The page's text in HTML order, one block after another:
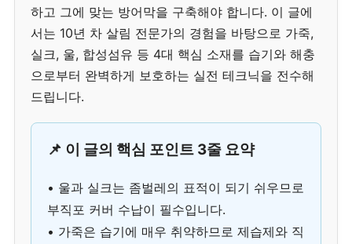
하고 그에 맞는 방어막을 구축해야 합니다. 이 글에
서는 10년 차 살림 전문가의 경험을 바탕으로 가죽,
실크, 울, 합성섬유 등 4대 핵심 소재를 습기와 해충
으로부터 완벽하게 보호하는 실전 테크닉을 전수해
드립니다.
📌 이 글의 핵심 포인트 3줄 요약
• 울과 실크는 좀벌레의 표적이 되기 쉬우므로
부직포 커버 수납이 필수입니다.
• 가죽은 습기에 매우 취약하므로 제습제와 직